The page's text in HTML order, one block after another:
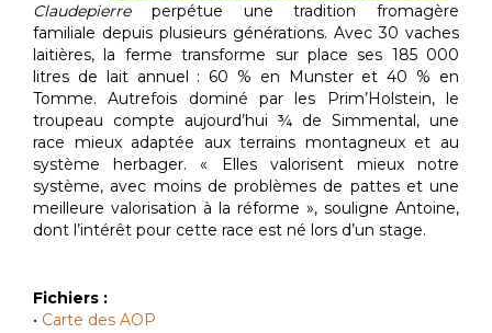
Claudepierreperpétue une tradition fromagère
familiale depuis plusieurs générations. Avec 30 vaches
laitières, la ferme transforme sur place ses 185 000
litres de lait annuel : 60 % en Munster et 40 % en
Tomme. Autrefois dominé par les Prim’Holstein, le
troupeau compte aujourd’hui ¾ de Simmental, une
race mieux adaptée aux terrains montagneux et au
système herbager. « Elles valorisent mieux notre
système, avec moins de problèmes de pattes et une
meilleure valorisation à la réforme », souligne Antoine,
dont l’intérêt pour cette race est né lors d’un stage.
Fichiers :
• Carte des AOP